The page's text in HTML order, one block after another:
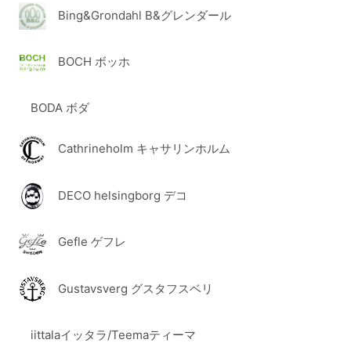
Bing&Grondahl B&グレンダール
BOCH ボッホ
BODA ボダ
Cathrineholm キャサリンホルム
DECO helsingborg デコ
Gefle ゲフレ
Gustavsverg グスタフスベリ
iittalaイッタラ/Teemaティーマ